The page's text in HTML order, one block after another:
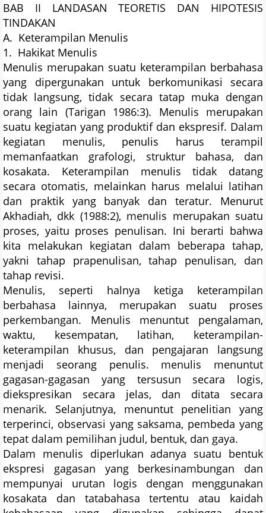
BAB II LANDASAN TEORETIS DAN HIPOTESIS
TINDAKAN
A. Keterampilan Menulis
1. Hakikat Menulis
Menulis merupakan suatu keterampilan berbahasa
yang dipergunakan untuk berkomunikasi secara
tidak langsung, tidak secara tatap muka dengan
orang lain (Tarigan 1986:3). Menulis merupakan
suatu kegiatan yang produktif dan ekspresif. Dalam
kegiatan menulis, penulis harus terampil
memanfaatkan grafologi, struktur bahasa, dan
kosakata. Keterampilan menulis tidak datang
secara otomatis, melainkan harus melalui latihan
dan praktik yang banyak dan teratur. Menurut
Akhadiah, dkk (1988:2), menulis merupakan suatu
proses, yaitu proses penulisan. Ini berarti bahwa
kita melakukan kegiatan dalam beberapa tahap,
yakni tahap prapenulisan, tahap penulisan, dan
tahap revisi.
Menulis, seperti halnya ketiga keterampilan
berbahasa lainnya, merupakan suatu proses
perkembangan. Menulis menuntut pengalaman,
waktu, kesempatan, latihan, keterampilan-
keterampilan khusus, dan pengajaran langsung
menjadi seorang penulis. menulis menuntut
gagasan-gagasan yang tersusun secara logis,
diekspresikan secara jelas, dan ditata secara
menarik. Selanjutnya, menuntut penelitian yang
terperinci, observasi yang saksama, pembeda yang
tepat dalam pemilihan judul, bentuk, dan gaya.
Dalam menulis diperlukan adanya suatu bentuk
ekspresi gagasan yang berkesinambungan dan
mempunyai urutan logis dengan menggunakan
kosakata dan tatabahasa tertentu atau kaidah